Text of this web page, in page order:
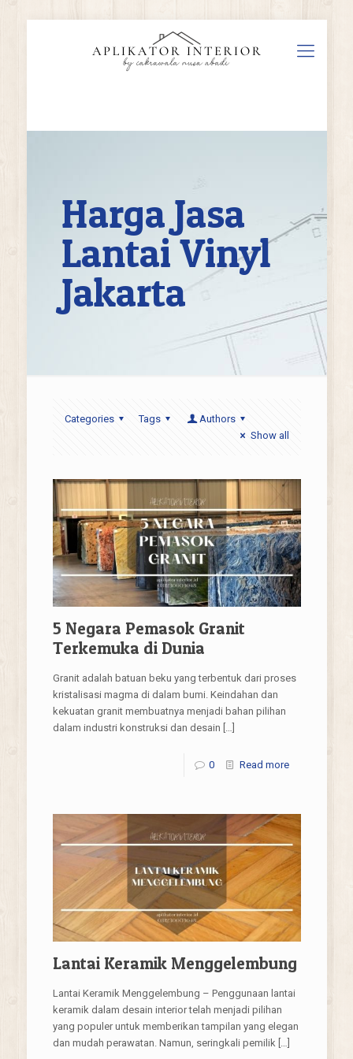
Harga Jasa
Lantai Vinyl
Jakarta
Categories Tags
Authors
Show all
5 Negara Pemasok Granit
Terkemuka di Dunia
Granit adalah batuan beku yang terbentuk dari proses
kristalisasi magma di dalam bumi. Keindahan dan
kekuatan granit membuatnya menjadi bahan pilihan
dalam industri konstruksi dan desain […]
0 Read more
Lantai Keramik Menggelembung
Lantai Keramik Menggelembung – Penggunaan lantai
keramik dalam desain interior telah menjadi pilihan
yang populer untuk memberikan tampilan yang elegan
dan mudah perawatan. Namun, seringkali pemilik[…]